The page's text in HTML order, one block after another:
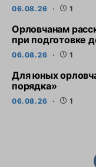
06.08.26 1
Орловчанам
при подготовке
06.08.26 1
Для юных
порядка»
06.08.26 1